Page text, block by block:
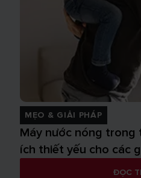
MẸO & GIẢI PHÁP
Máy nước nóng
ích thiết yếu cho các
ĐỌC